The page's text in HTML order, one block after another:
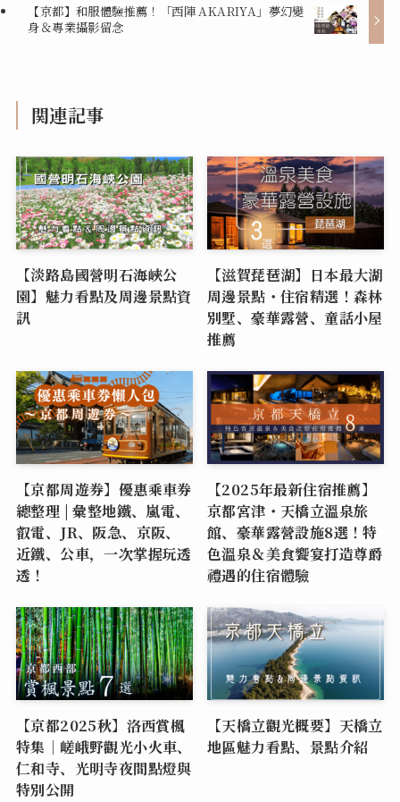
【京都】和服體驗推薦！「西陣 AKARIYA」夢幻變
身＆專業攝影留念
関連記事
【淡路島國營明石海峽公
園】魅力看點及周邊景點資
訊
【滋賀琵琶湖】日本最大湖
周邊景點・住宿精選！森林
別墅、豪華露營、童話小屋
推薦
【京都周遊券】優惠乘車券
總整理 | 彙整地鐵、嵐電、
叡電、JR、阪急、京阪、
近鐵、公車，一次掌握玩透
透！
【2025年最新住宿推薦】
京都宮津・天橋立溫泉旅
館、豪華露營設施8選！特
色溫泉＆美食饗宴打造尊爵
禮遇的住宿體驗
【京都2025秋】洛西賞楓
特集｜嵯峨野觀光小火車、
仁和寺、光明寺夜間點燈與
特別公開
【天橋立觀光概要】天橋立
地區魅力看點、景點介紹